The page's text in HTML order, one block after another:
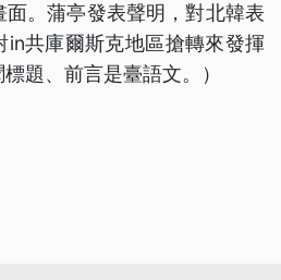
。蒲亭發表聲明，對北韓表
in共庫爾斯克地區搶轉來發揮
題、前言是臺語文。）